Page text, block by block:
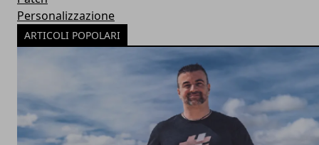
Personalizzazione
ARTICOLI POPOLARI